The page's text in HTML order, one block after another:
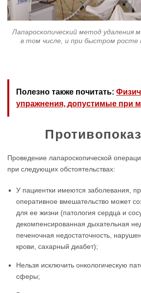
Лапароскопический метод удаления
в том числе, и при быстром росте
Полезно также почитать:
упражнения, допустимые при
Проведение лапароскопической
при следующих обстоятельствах:
У пациентки имеются заболевания,
оперативное вмешательство может
для ее жизни (патология сердца и
декомпенсированная дыхательная
печеночная недостаточность,
крови, сахарный диабет);
Нельзя исключить онкологическую
сферы;